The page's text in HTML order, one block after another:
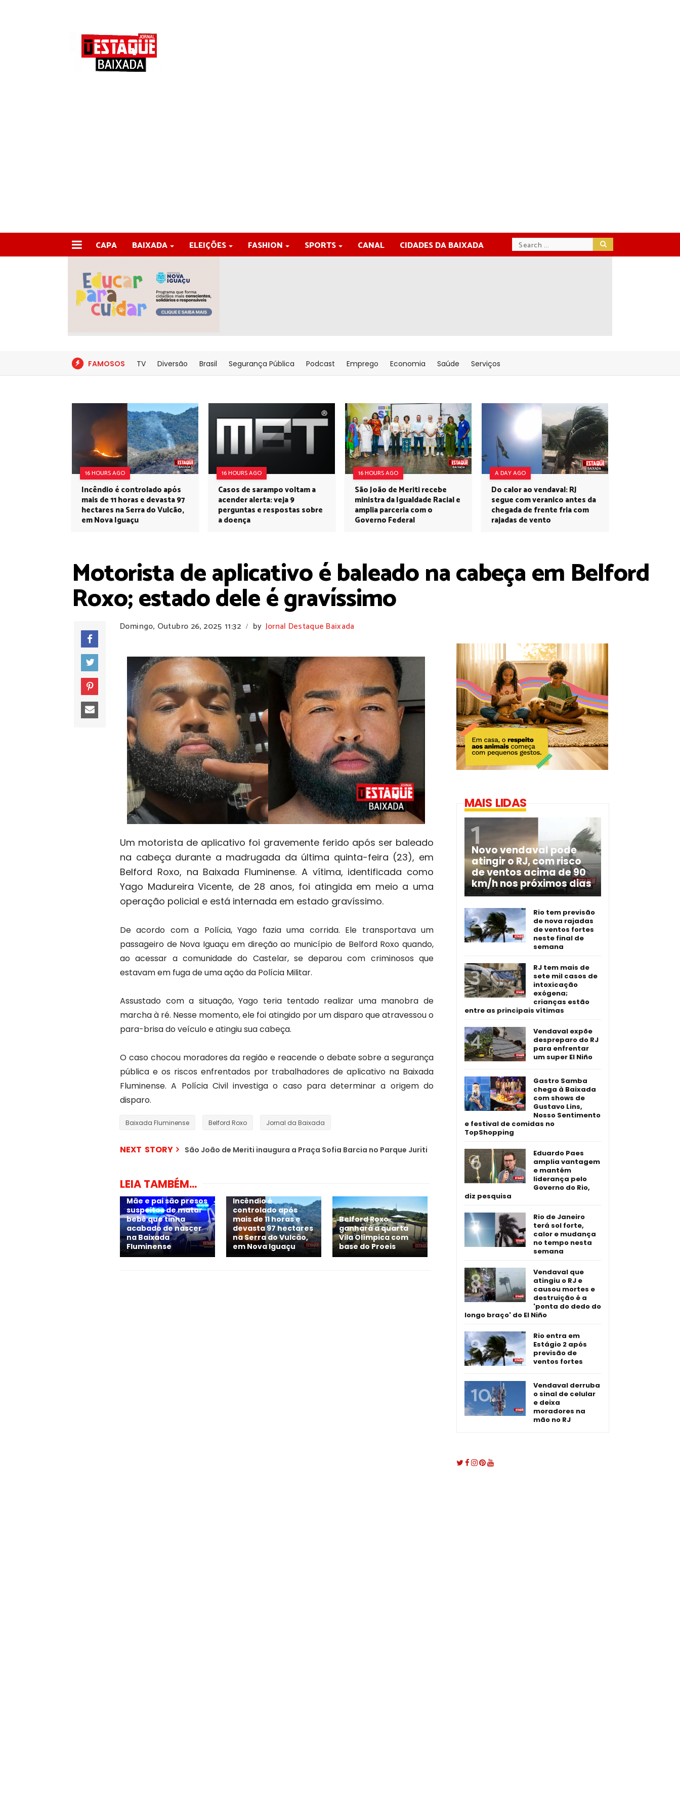
CAPA BAIXADA ELEIÇÕES FASHION SPORTS CANAL CIDADES DA BAIXADA
FAMOSOS TV Diversão Brasil Segurança Pública Podcast Emprego Economia Saúde Serviços
16 HOURS AGO
Incêndio é controlado após
mais de 11 horas e devasta 97
hectares na Serra do Vulcão,
em Nova Iguaçu
16 HOURS AGO
Casos de sarampo voltam a
acender alerta: veja 9
perguntas e respostas sobre
a doença
16 HOURS AGO
São João de Meriti recebe
ministra da Igualdade Racial e
amplia parceria com o
Governo Federal
A DAY AGO
Do calor ao vendaval: RJ
segue com veranico antes da
chegada de frente fria com
rajadas de vento
Motorista de aplicativo é baleado na cabeça em Belford
Roxo; estado dele é gravíssimo
Domingo, Outubro 26, 2025 11:32 / by Jornal Destaque Baixada
Um motorista de aplicativo foi gravemente ferido após ser baleado
na cabeça durante a madrugada da última quinta-feira (23), em
Belford Roxo, na Baixada Fluminense. A vítima, identificada como
Yago Madureira Vicente, de 28 anos, foi atingida em meio a uma
operação policial e está internada em estado gravíssimo.
De acordo com a Polícia, Yago fazia uma corrida. Ele transportava um
passageiro de Nova Iguaçu em direção ao município de Belford Roxo quando,
ao acessar a comunidade do Castelar, se deparou com criminosos que
estavam em fuga de uma ação da Polícia Militar.
Assustado com a situação, Yago teria tentado realizar uma manobra de
marcha à ré. Nesse momento, ele foi atingido por um disparo que atravessou o
para-brisa do veículo e atingiu sua cabeça.
O caso chocou moradores da região e reacende o debate sobre a segurança
pública e os riscos enfrentados por trabalhadores de aplicativo na Baixada
Fluminense. A Polícia Civil investiga o caso para determinar a origem do
disparo.
Baixada Fluminense Belford Roxo Jornal da Baixada
NEXT STORY São João de Meriti inaugura a Praça Sofia Barcia no Parque Juriti
LEIA TAMBÉM...
Mãe e pai são presos
suspeitos de matar
bebê que tinha
acabado de nascer
na Baixada
Fluminense
Incêndio é
controlado após
mais de 11 horas e
devasta 97 hectares
na Serra do Vulcão,
em Nova Iguaçu
Belford Roxo
ganhará a quarta
Vila Olímpica com
base do Proeis
MAIS LIDAS
Novo vendaval pode
atingir o RJ, com risco
de ventos acima de 90
km/h nos próximos dias
Rio tem previsão
de nova rajadas
de ventos fortes
neste final de
semana
RJ tem mais de
sete mil casos de
intoxicação
exógena;
crianças estão
entre as principais vítimas
Vendaval expõe
despreparo do RJ
para enfrentar
um super El Niño
Gastro Samba
chega à Baixada
com shows de
Gustavo Lins,
Nosso Sentimento
e festival de comidas no
TopShopping
Eduardo Paes
amplia vantagem
e mantém
liderança pelo
Governo do Rio,
diz pesquisa
Rio de Janeiro
terá sol forte,
calor e mudança
no tempo nesta
semana
Vendaval que
atingiu o RJ e
causou mortes e
destruição é a
'ponta do dedo do
longo braço' do El Niño
Rio entra em
Estágio 2 após
previsão de
ventos fortes
Vendaval derruba
o sinal de celular
e deixa
moradores na
mão no RJ